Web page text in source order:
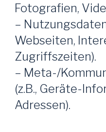
Fotografien,
–
Webseiten,
Zugriffszeiten).
– Meta-/
(z.B., Geräte-
Adressen).